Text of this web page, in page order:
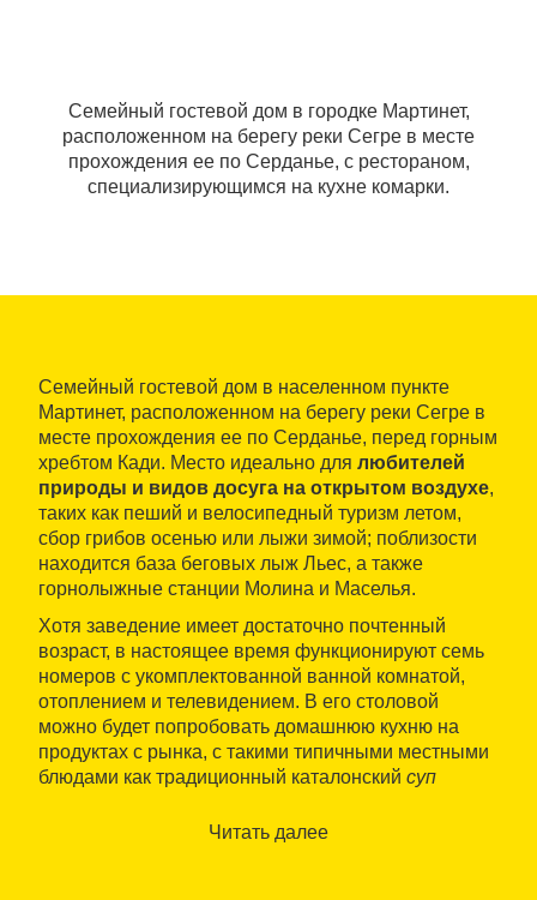
Семейный гостевой дом в городке Мартинет,
расположенном на берегу реки Сегре в месте
прохождения ее по Серданье, с рестораном,
специализирующимся на кухне комарки.
Семейный гостевой дом в населенном пункте
Мартинет, расположенном на берегу реки Сегре в
месте прохождения ее по Серданье, перед горным
хребтом Кади. Место идеально для любителей
природы и видов досуга на открытом воздухе,
таких как пеший и велосипедный туризм летом,
сбор грибов осенью или лыжи зимой; поблизости
находится база беговых лыж Льес, а также
горнолыжные станции Молина и Маселья.
Хотя заведение имеет достаточно почтенный
возраст, в настоящее время функционируют семь
номеров с укомплектованной ванной комнатой,
отоплением и телевидением. В его столовой
можно будет попробовать домашнюю кухню на
продуктах с рынка, с такими типичными местными
блюдами как традиционный каталонский суп
или кролик с грибами, приготовленные на местных
Читать далее